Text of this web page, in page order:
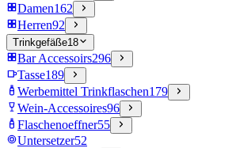
Damen162
Herren92
Trinkgefäße18
Bar Accessoirs296
Tasse189
Werbemittel Trinkflaschen179
Wein-Accessoires96
Flaschenoeffner55
Untersetzer52